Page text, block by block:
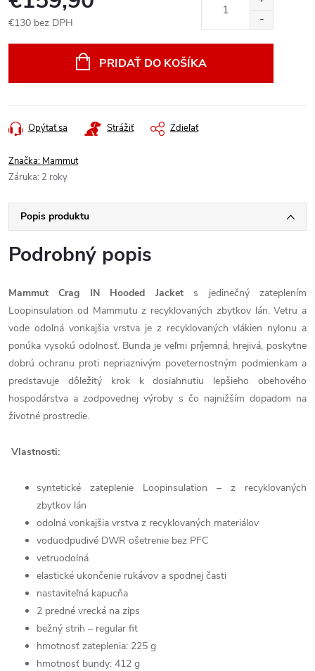
€130 bez DPH
PRIDAŤ DO KOŠÍKA
Opýtať sa Strážiť Zdieľať
Značka: Mammut
Záruka: 2 roky
Popis produktu
Podrobný popis
Mammut Crag IN Hooded Jackets jedinečný zateplením
Loopinsulation od Mammutu z recyklovaných zbytkov lán. Vetru a
vode odolná vonkajšia vrstva je z recyklovaných vlákien nylonu a
ponúka vysokú odolnosť. Bunda je veľmi príjemná, hrejivá, poskytne
dobrú ochranu proti nepriaznivým poveternostným podmienkam a
predstavuje dôležitý krok k dosiahnutiu lepšieho obehového
hospodárstva a zodpovednej výroby s čo najnižším dopadom na
životné prostredie.
Vlastnosti:
syntetické zateplenie Loopinsulation – z recyklovaných
zbytkov lán
odolná vonkajšia vrstva z recyklovaných materiálov
voduodpudivé DWR ošetrenie bez PFC
vetruodolná
elastické ukončenie rukávov a spodnej časti
nastaviteľná kapucňa
2 predné vrecká na zips
bežný strih – regular fit
hmotnosť zateplenia: 225 g
hmotnosť bundy: 412 g